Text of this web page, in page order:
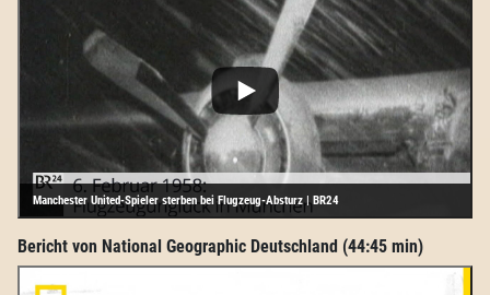
Manchester United-Spieler sterben bei Flugzeug-Absturz | BR24
Bericht von National Geographic Deutschland (44:45 min)